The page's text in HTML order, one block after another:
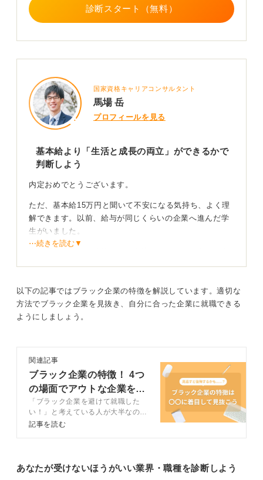
診断スタート（無料）
国家資格キャリアコンサルタント
馬場 岳
プロフィールを見る
基本給より「生活と成長の両立」ができるかで
判断しよう
内定おめでとうございます。
ただ、基本給15万円と聞いて不安になる気持ち、よく理
解できます。以前、給与が同じくらいの企業へ進んだ学
生がいました。
境は魅力でも、日々の生活が苦しいと学ぶ余力も削られ
るのが現実です。
現在の新卒市場では、都市部での正社員初任給は20〜23
と言えます。
「手当・昇給・支出」を含めた総合バランスを見極
めよう
ただし、企業によっては固定残業代、住宅手当、資格手
タルで自立できるか」の視点で確認することが重要で
⋯続きを読む▼
以下の記事ではブラック企業の特徴を解説しています。適切な
方法でブラック企業を見抜き、自分に合った企業に就職できる
ようにしましょう。
関連記事
ブラック企業の特徴！ 4つ
の場面でアウトな企業を見
抜く方法を紹介
「ブラック企業を避けて就職した
い！」と考えている人が大半なので
はないでしょうか。記事ではキャリ
も紹介しているので、仕事探しをし
ている人はぜひ参考にしてください
記事を読む
あなたが受けないほうがいい業界・職種を診断しよう